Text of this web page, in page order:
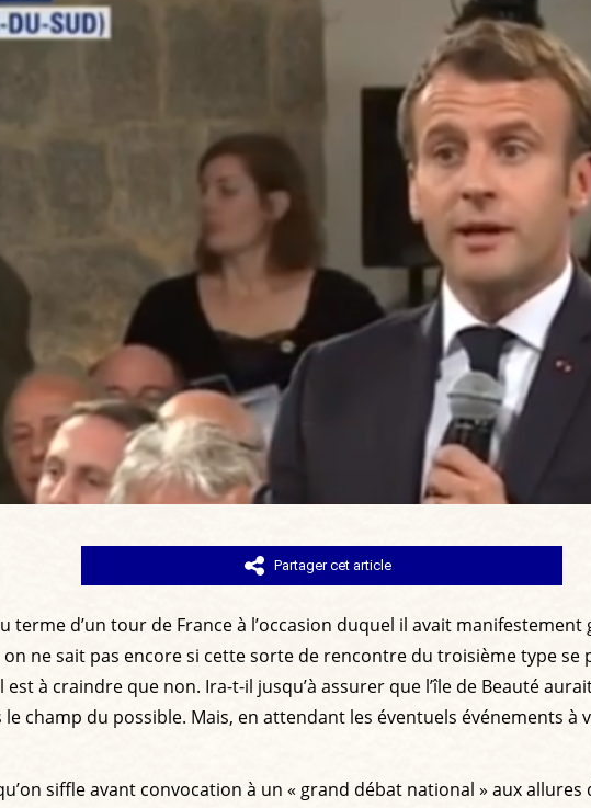
Partager cet article
terme d’un tour de France à l’occasion duquel il avait
on ne sait pas encore si cette sorte de rencontre du troisième type
à craindre que non. Ira-t-il jusqu’à assurer que l’île de Beauté
champ du possible. Mais, en attendant les éventuels événements
siffle avant convocation à un « grand débat national » aux